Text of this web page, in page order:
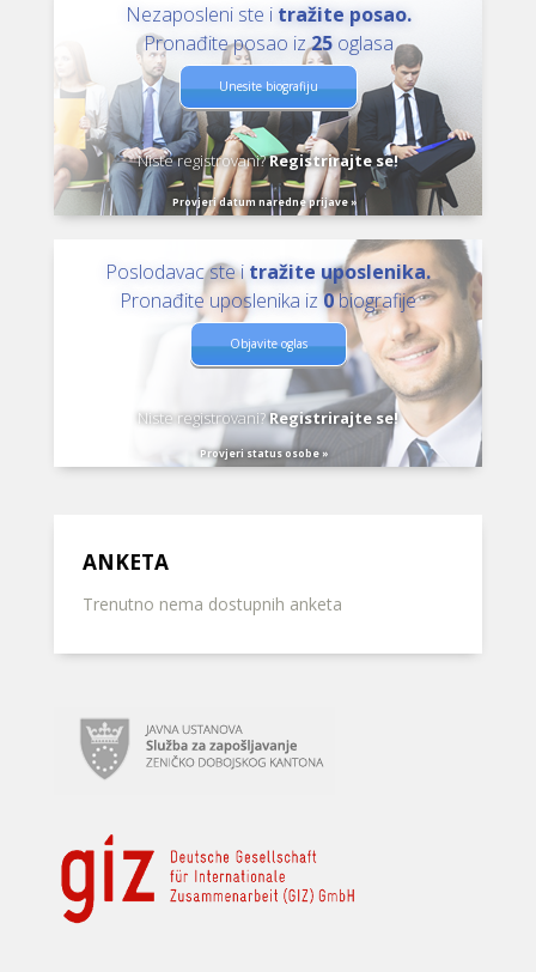
Nezaposleni ste i tražite posao.
Pronađite posao iz25oglasa
Unesite biografiju
Niste registrovani?Registrirajte se!
Provjeri datum naredne prijave »
Poslodavac ste i tražite uposlenika.
Pronađite uposlenika iz 0biografije
Objavite oglas
Niste registrovani?Registrirajte se!
Provjeri status osobe »
ANKETA
Trenutno nema dostupnih anketa